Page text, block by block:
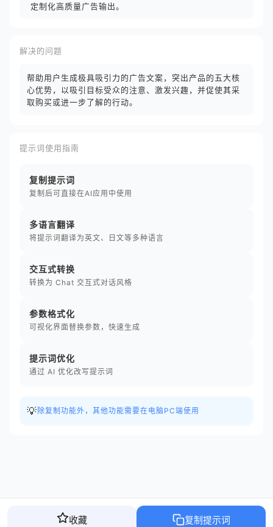
定制化高质量广告输出。
解决的问题
帮助用户生成极具吸引力的广告文案，突出产品的五大核
心优势，以吸引目标受众的注意、激发兴趣，并促使其采
取购买或进一步了解的行动。
提示词使用指南
复制提示词
复制后可直接在AI应用中使用
多语言翻译
将提示词翻译为英文、日文等多种语言
交互式转换
转换为 Chat 交互式对话风格
参数格式化
可视化界面替换参数，快速生成
提示词优化
通过 AI 优化改写提示词
💡 除复制功能外，其他功能需要在电脑PC端使用
收藏 复制提示词